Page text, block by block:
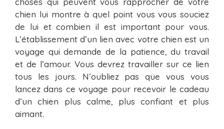
chien lui montre à quel point vous vous souciez
de lui et combien il est important pour vous.
L’établissement d’un lien avec votre chien est un
voyage qui demande de la patience, du travail
et de l’amour. Vous devrez travailler sur ce lien
tous les jours. N’oubliez pas que vous vous
lancez dans ce voyage pour recevoir le cadeau
d’un chien plus calme, plus confiant et plus
aimant.